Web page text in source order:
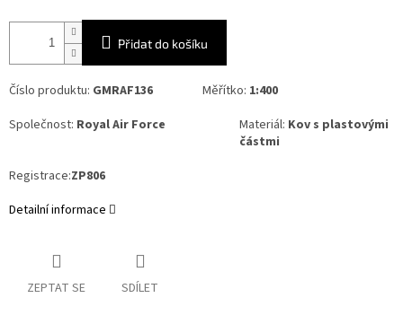
Přidat do košíku
Číslo produktu: GMRAF136 Měřítko: 1:400
Společnost: Royal Air Force Materiál: Kov s plastovými
částmi
Registrace:ZP806
Detailní informace
ZEPTAT SE SDÍLET